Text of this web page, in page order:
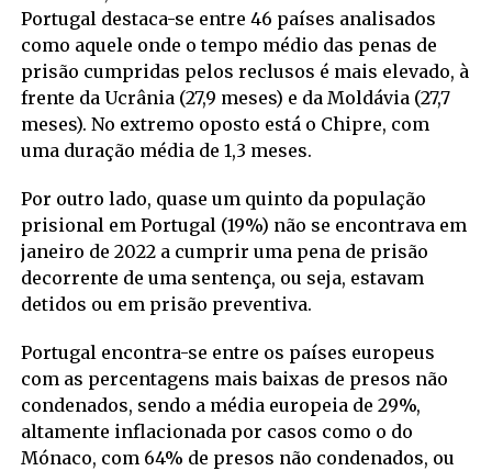
Portugal destaca-se entre 46 países analisados
como aquele onde o tempo médio das penas de
prisão cumpridas pelos reclusos é mais elevado, à
frente da Ucrânia (27,9 meses) e da Moldávia (27,7
meses). No extremo oposto está o Chipre, com
uma duração média de 1,3 meses.
Por outro lado, quase um quinto da população
prisional em Portugal (19%) não se encontrava em
janeiro de 2022 a cumprir uma pena de prisão
decorrente de uma sentença, ou seja, estavam
detidos ou em prisão preventiva.
Portugal encontra-se entre os países europeus
com as percentagens mais baixas de presos não
condenados, sendo a média europeia de 29%,
altamente inflacionada por casos como o do
Mónaco, com 64% de presos não condenados, ou